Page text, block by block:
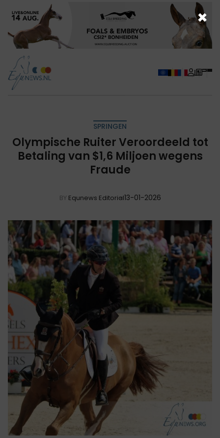
SPRINGEN
Olympische Ruiter Veroordeeld tot
Betaling van $1,6 Miljoen wegens
Fraude
BY Equnews Editorial13-01-2026
×